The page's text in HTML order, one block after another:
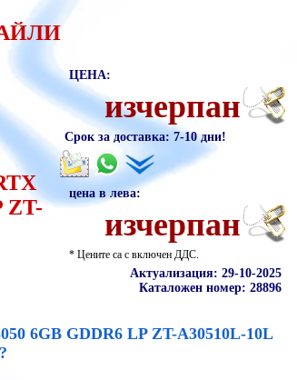
ZT-
ЦЕНА:
изчерпан
Срок за доставка: 7-10 дни!
цена в лева:
изчерпан
* Цените са с включен ДДС.
Актуализация: 29-10-2025
Каталожен номер: 28896
6GB GDDR6 LP ZT-A30510L-10L